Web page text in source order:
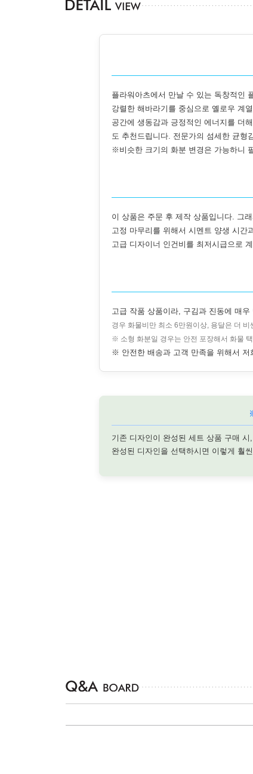
플라워아츠에서 만날 수 있는 독창적인
강렬한 해바라기를 중심으로 옐로우 계
공간에 생동감과 긍정적인 에너지를 더
도 추천드립니다. 전문가의 섬세한 균형
※비슷한 크기의 화분 변경은 가능하니
이 상품은 주문 후 제작 상품입니다. 그
고정 마무리를 위해서 시멘트 양생 시간
고급 디자이너 인건비를 최저시급으로
고급 작품 상품이라, 구김과 진동에 매
경우 화물비만 최소 6만원이상, 용달은 더
※ 소형 화분일 경우는 안전 포장해서 화물
※ 안전한 배송과 고객 만족을 위해서
기존 디자인이 완성된 세트 상품 구매
완성된 디자인을 선택하시면 이렇게 훨씬